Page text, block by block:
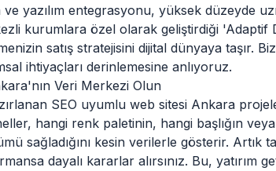
yazılım entegrasyonu, yüksek düzeyde
kurumlara özel olarak geliştirdiği 'Adaptif
satış stratejisini dijital dünyaya taşır.
ihtiyaçları derinlemesine anlıyoruz.
Veri Merkezi Olun
SEO uyumlu web sitesi Ankara
hangi renk paletinin, hangi başlığın
sağladığını kesin verilerle gösterir. Artık
dayalı kararlar alırsınız. Bu, yatırım